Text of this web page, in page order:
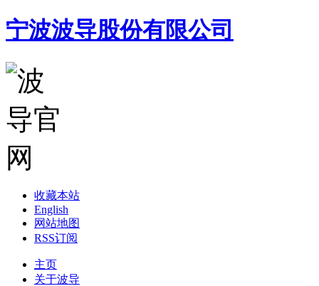
宁波波导股份有限公司
收藏本站
English
网站地图
RSS订阅
主页
关于波导